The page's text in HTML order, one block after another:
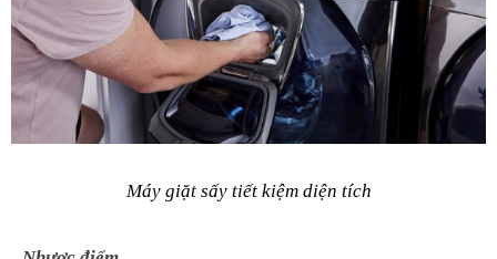
Máy giặt sấy tiết kiệm diện tích